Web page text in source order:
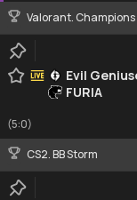
Valorant.
Evil
FURIA
(5:0)
CS2. BB Storm